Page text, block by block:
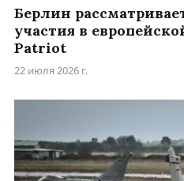
Берлин
участия в
Patriot
22 июля 2026 г.